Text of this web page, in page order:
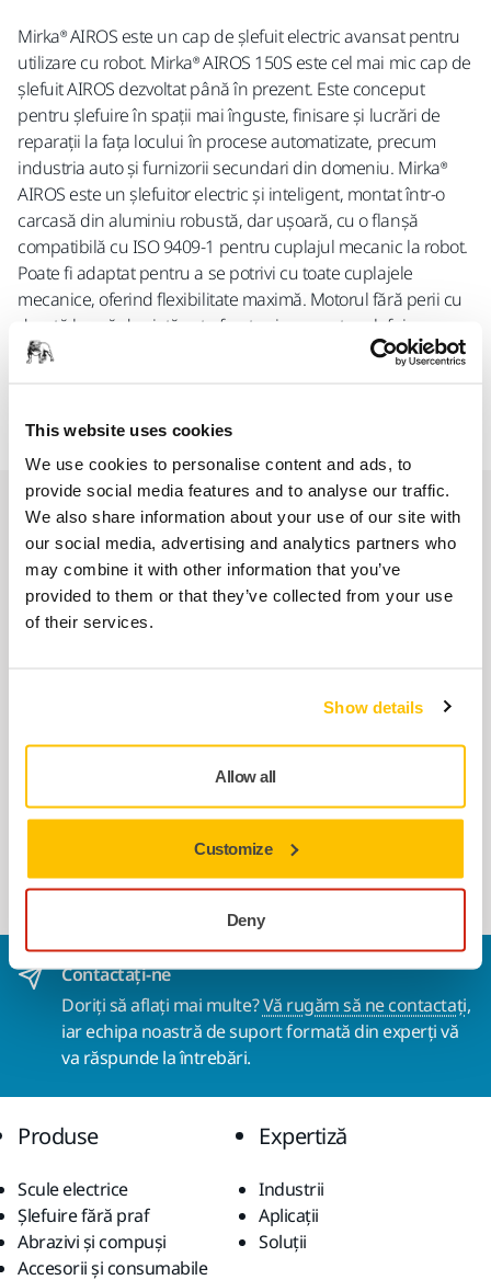
This website uses cookies
We use cookies to personalise content and ads, to
provide social media features and to analyse our traffic.
We also share information about your use of our site with
our social media, advertising and analytics partners who
may combine it with other information that you’ve
provided to them or that they’ve collected from your use
of their services.
Show details
Allow all
Customize
Deny
Mirka® AIROS este un cap de șlefuit electric avansat pentru
utilizare cu robot. Mirka® AIROS 150S este cel mai mic cap de
șlefuit AIROS dezvoltat până în prezent. Este conceput
pentru șlefuire în spații mai înguste, finisare și lucrări de
reparații la fața locului în procese automatizate, precum
industria auto și furnizorii secundari din domeniu. Mirka®
AIROS este un șlefuitor electric și inteligent, montat într-o
carcasă din aluminiu robustă, dar ușoară, cu o flanșă
compatibilă cu ISO 9409-1 pentru cuplajul mecanic la robot.
Poate fi adaptat pentru a se potrivi cu toate cuplajele
mecanice, oferind flexibilitate maximă. Motorul fără perii cu
durată lungă de viață este foarte sigur pentru șlefuirea
umedă și funcționează la RPM constantă și configurabilă.
Produse înrudite
Taler cu diam. 32 mm Quick Lock
UTILIZAȚI ÎMPREUNĂ
Mirka DEXOS 1217 M AFC
Extractor de praf pentru uz profesional, cu
Contactaţi-ne
Doriți să aflați mai multe?Vă rugăm să ne contactați,
iar echipa noastră de suport formată din experți vă
va răspunde la întrebări.
Produse
Scule electrice
Șlefuire fără praf
Abrazivi și compuși
Accesorii și consumabile
Expertiză
Industrii
Aplicații
Soluții